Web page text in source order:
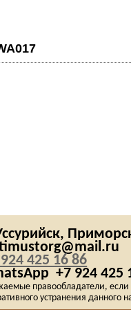
425 16 86
+7 924 425
правообладатели, если
устранения данного